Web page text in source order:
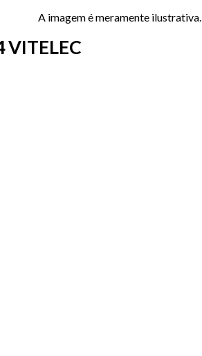
A imagem é meramente ilustrativa.
VITELEC